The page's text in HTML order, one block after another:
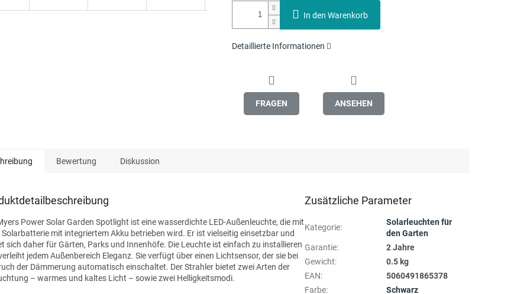
In den Warenkorb
Detaillierte Informationen
FRAGEN ANSEHEN
Bewertung Diskussion
Power Solar Garden Spotlight ist eine wasserdichte LED-Außenleuchte, die mit
Solarbatterie mit integriertem Akku betrieben wird. Er ist vielseitig einsetzbar und
sich daher für Gärten, Parks und Innenhöfe. Die Leuchte ist einfach zu installieren
jedem Außenbereich Eleganz. Sie verfügt über einen Lichtsensor, der sie bei
der Dämmerung automatisch einschaltet. Der Strahler bietet zwei Arten der
– warmes und kaltes Licht – sowie zwei Helligkeitsmodi.
Zusätzliche Parameter
Kategorie:
Solarleuchten für
den Garten
Garantie:
2 Jahre
Gewicht:
0.5 kg
EAN:
5060491865378
Farbe: Schwarz